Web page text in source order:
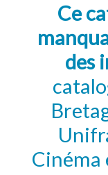
Ce
des
Cinéma